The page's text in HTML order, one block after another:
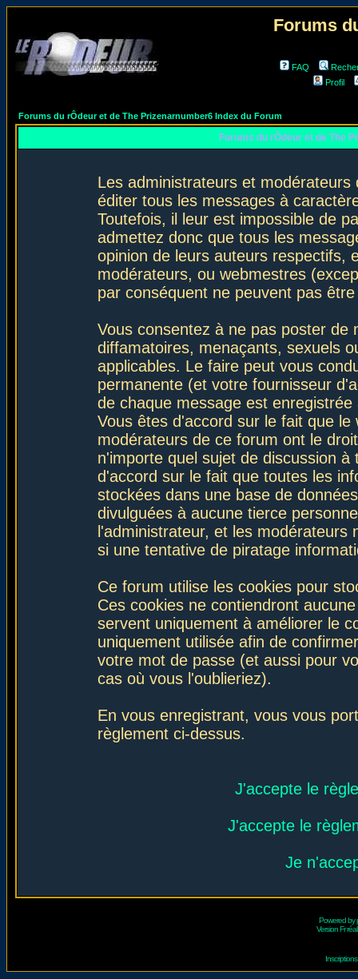
Forums
FAQ
Profil
Forums du rÔdeur et de The Prizenarnumber6 Index du Forum
Forums du rÔdeur et de The
Les administrateurs et
éditer tous les messages à
Toutefois, il leur est impossible de
admettez donc que tous les
opinion de leurs auteurs respectifs,
modérateurs, ou webmestres
par conséquent ne peuvent pas
Vous consentez à ne pas poster de
diffamatoires, menaçants, sexuels
applicables. Le faire peut vous
permanente (et votre fournisseur
de chaque message est
Vous êtes d'accord sur le fait que
modérateurs de ce forum ont le
n'importe quel sujet de discussion
d'accord sur le fait que toutes les
stockées dans une base de
divulguées à aucune tierce
l'administrateur, et les
si une tentative de piratage
Ce forum utilise les cookies pour
Ces cookies ne contiendront
servent uniquement à améliorer le
uniquement utilisée afin de
votre mot de passe (et aussi pour
cas où vous l'oublieriez).
En vous enregistrant, vous vous
règlement ci-dessus.
J'accepte le
J'accepte le
Je
Powered by
Version Fr